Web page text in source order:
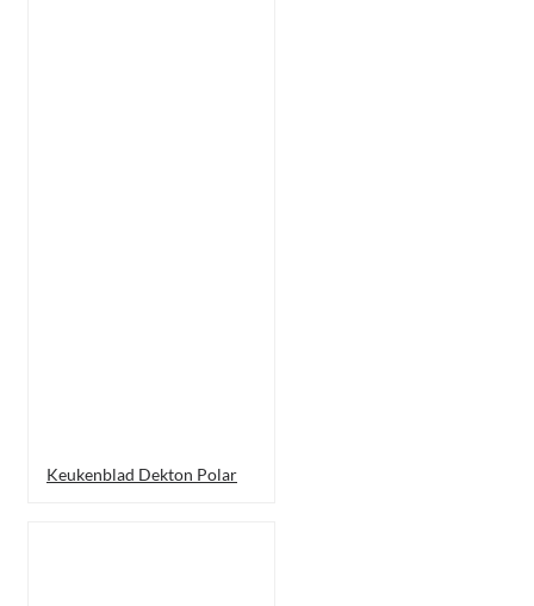
Keukenblad Dekton Polar